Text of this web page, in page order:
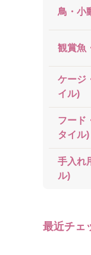
鳥・小
観賞魚
ケージ
イル)
フード
タイル)
手入れ
ル)
最近チェ